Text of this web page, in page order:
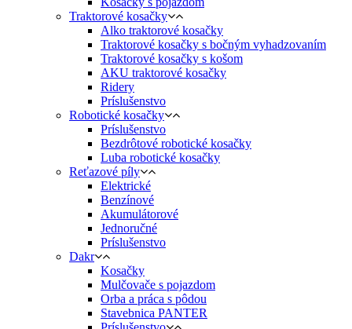
Traktorové kosačky
Alko traktorové kosačky
Traktorové kosačky s bočným vyhadzovaním
Traktorové kosačky s košom
AKU traktorové kosačky
Ridery
Príslušenstvo
Robotické kosačky
Príslušenstvo
Bezdrôtové robotické kosačky
Luba robotické kosačky
Reťazové píly
Elektrické
Benzínové
Akumulátorové
Jednoručné
Príslušenstvo
Dakr
Kosačky
Mulčovače s pojazdom
Orba a práca s pôdou
Stavebnica PANTER